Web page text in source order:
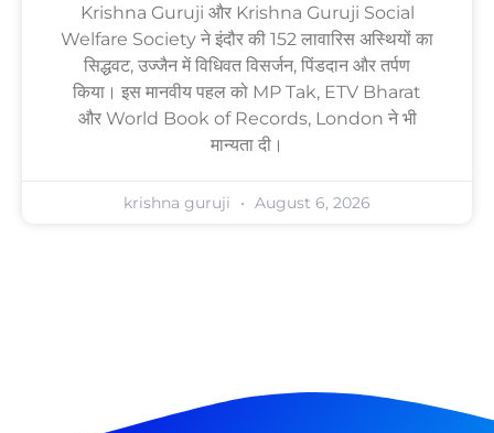
Krishna Guruji और Krishna Guruji Social
Welfare Society ने इंदौर की 152 लावारिस अस्थियों का
सिद्धवट, उज्जैन में विधिवत विसर्जन, पिंडदान और तर्पण
किया। इस मानवीय पहल को MP Tak, ETV Bharat
और World Book of Records, London ने भी
मान्यता दी।
krishna guruji August 6, 2026